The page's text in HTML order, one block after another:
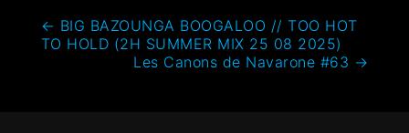
← BIG BAZOUNGA BOOGALOO // TOO HOT
TO HOLD (2H SUMMER MIX 25 08 2025)
Les Canons de Navarone #63 →